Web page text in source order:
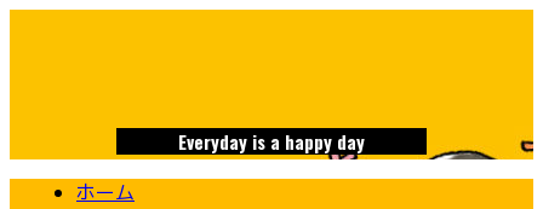
Everyday is a happy day
ホーム